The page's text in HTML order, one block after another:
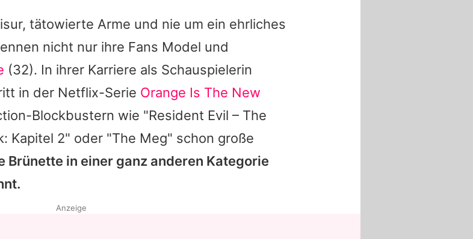
tätowierte Arme und nie um ein ehrliches
nicht nur ihre Fans Model und
(32). In ihrer Karriere als Schauspielerin
in der Netflix-Serie Orange Is The New
Blockbustern wie "Resident Evil – The
Kapitel 2" oder "The Meg" schon große
Brünette in einer ganz anderen Kategorie
Anzeige